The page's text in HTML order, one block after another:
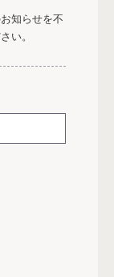
知らせを不
い。